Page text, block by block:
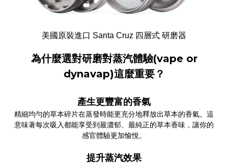
美國原裝進口 Santa Cruz 四層式 研磨器
為什麼選對研磨對蒸汽體驗(vape or
dynavap)這麼重要？
產生更豐富的香氣
精細均勻的草本碎片在蒸發時能更充分地釋放出草本的香氣。這
意味著每次吸入都能享受到最濃郁、最純正的草本香味，讓你的
感官體驗更加愉悅。
提升蒸汽效果